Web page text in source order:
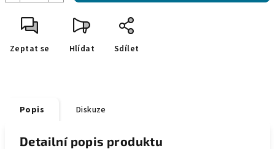
Zeptat se Hlídat Sdílet
Popis Diskuze
Detailní popis produktu